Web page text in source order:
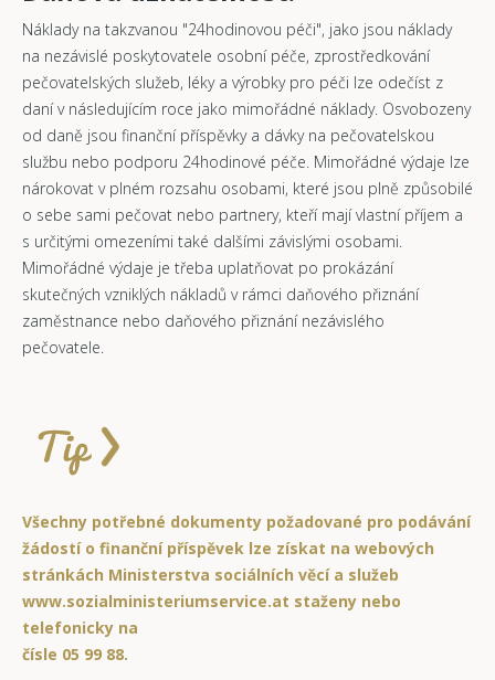
Náklady na takzvanou "24hodinovou péči", jako jsou náklady
na nezávislé poskytovatele osobní péče, zprostředkování
pečovatelských služeb, léky a výrobky pro péči lze odečíst z
daní v následujícím roce jako mimořádné náklady. Osvobozeny
od daně jsou finanční příspěvky a dávky na pečovatelskou
službu nebo podporu 24hodinové péče. Mimořádné výdaje lze
nárokovat v plném rozsahu osobami, které jsou plně způsobilé
o sebe sami pečovat nebo partnery, kteří mají vlastní příjem a
s určitými omezeními také dalšími závislými osobami.
Mimořádné výdaje je třeba uplatňovat po prokázání
skutečných vzniklých nákladů v rámci daňového přiznání
zaměstnance nebo daňového přiznání nezávislého
pečovatele.
Všechny potřebné dokumenty požadované pro podávání
žádostí o finanční příspěvek lze získat na webových
stránkách Ministerstva sociálních věcí a služeb
www.sozialministeriumservice.at staženy nebo
telefonicky na
čísle 05 99 88.